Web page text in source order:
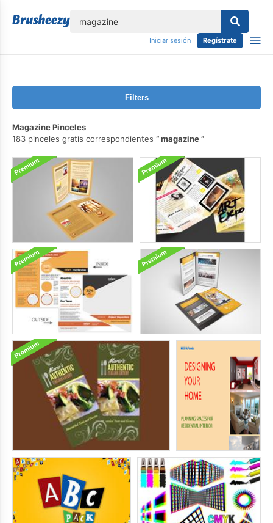
Iniciar sesión Regístrate
Filters
Magazine Pinceles
183 pinceles gratis correspondientes
magazine